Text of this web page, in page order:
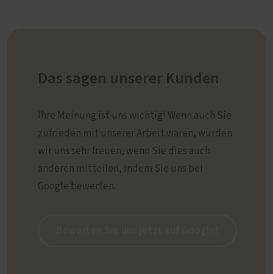
Das sagen unserer Kunden
Ihre Meinung ist uns wichtig! Wenn auch Sie
zufrieden mit unserer Arbeit waren, würden
wir uns sehr freuen, wenn Sie dies auch
anderen mitteilen, indem Sie uns bei
Google bewerten.